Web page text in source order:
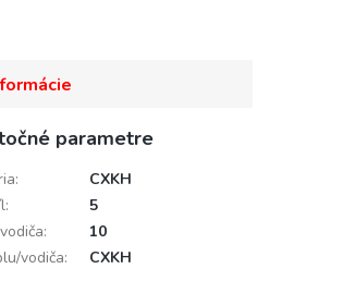
parametre
:
CXKH
:
5
:
10
vodiča: CXKH